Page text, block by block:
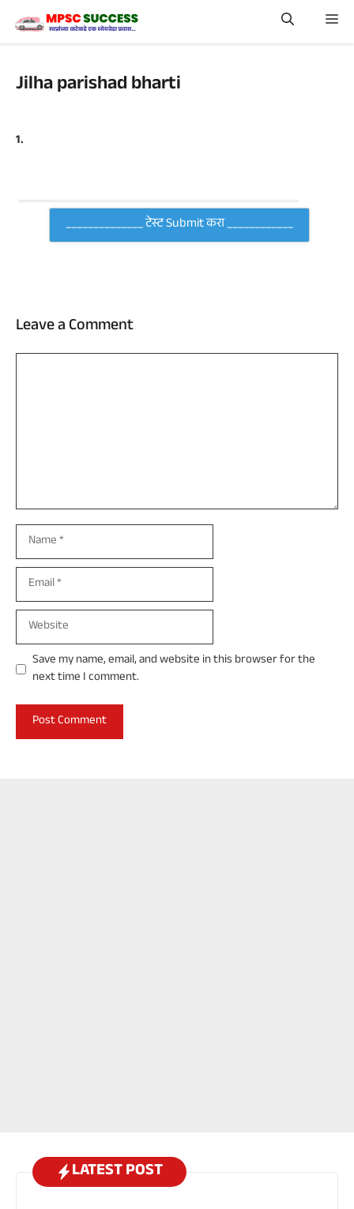
content
Jilha parishad bharti
1.
Leave a Comment
Comment
Name
Email
Website
Save my name, email, and website in this browser for the
next time I comment.
LATEST POST